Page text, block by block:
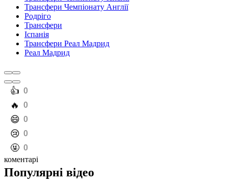
Трансфери Чемпіонату Англії
Родріго
Трансфери
Іспанія
Трансфери Реал Мадрид
Реал Мадрид
️👍 0
️🔥 0
️😄 0
️😢 0
️🤬 0
коментарі